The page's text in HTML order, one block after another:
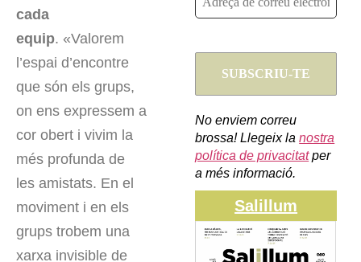
cada
equip. «Valorem
l’espai d’encontre
que són els grups,
on ens expressem a
cor obert i vivim la
més profunda de
les amistats. En el
moviment i en els
grups trobem una
xarxa invisible de
No enviem correu
brossa! Llegeix lanostra
política de privacitatper
a més informació.
Salillum